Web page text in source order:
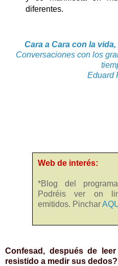
diferentes.
Cara a Cara con la
Conversaciones con los
Eduard
Web de interés:
*Blog del
Podréis ver on
emitidos. Pinchar
Confesad, después de
resistido a medir sus